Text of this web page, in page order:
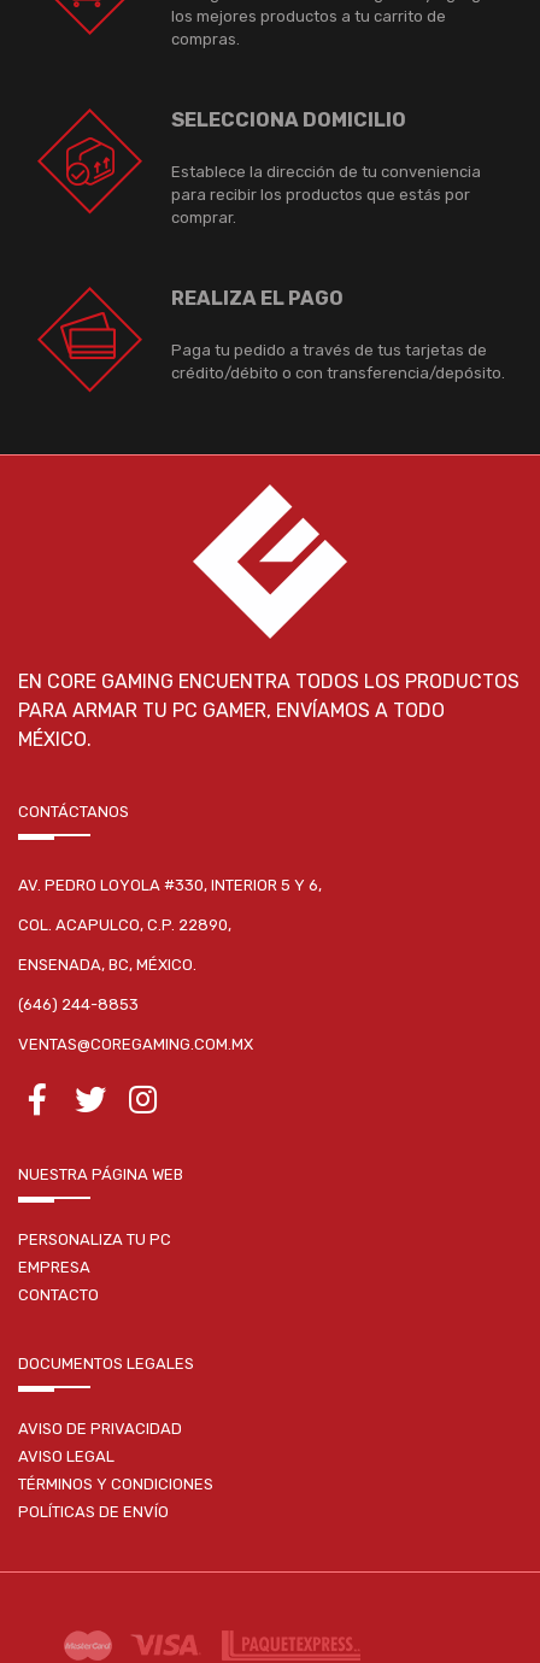
los mejores productos a tu carrito de
compras.
SELECCIONA DOMICILIO
Establece la dirección de tu conveniencia
para recibir los productos que estás por
comprar.
REALIZA EL PAGO
Paga tu pedido a través de tus tarjetas de
crédito/débito o con transferencia/depósito.
EN CORE GAMING ENCUENTRA TODOS LOS PRODUCTOS
PARA ARMAR TU PC GAMER, ENVÍAMOS A TODO
MÉXICO.
CONTÁCTANOS
AV. PEDRO LOYOLA #330, INTERIOR 5 Y 6,
COL. ACAPULCO, C.P. 22890,
ENSENADA, BC, MÉXICO.
(646) 244-8853
VENTAS@COREGAMING.COM.MX
NUESTRA PÁGINA WEB
PERSONALIZA TU PC
EMPRESA
CONTACTO
DOCUMENTOS LEGALES
AVISO DE PRIVACIDAD
AVISO LEGAL
TÉRMINOS Y CONDICIONES
POLÍTICAS DE ENVÍO